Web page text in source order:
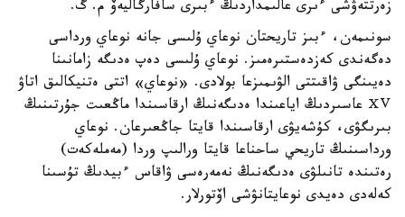
زەرتتەۋشى ءىرى عالىمداردىڭ ءبىرى سافارگاليەۆ م. گ.
سونىمەن، ءبىز تاريحتان نوعاي ۇلىسى جانە نوعاي ورداسى
دەگەندى كەزدەستىرەمىز. نوعاي ۇلىسى دەپ ەدىگە زامانىنا
دەيىنگى ۋاقىتتى الۋىمىزعا بولادى. «نوعاي» اتتى ەتنيكالىق اتاۋ
ⅩⅤ عاسىردىڭ اياعىندا ەدىگەنىڭ ارقاسىندا ماڭعىت جۇرتىنىڭ
بىرىگۋى، كۇشەيۋى ارقاسىندا قايتا جاڭعىرعان. نوعاي
ورداسىنىڭ تاريحي ساحناعا قايتا ورالىپ وردا (مەملەكەت)
رەتىندە تانىلۋى ەدىگەنىڭ نەمەرەسى ۋاقاس ءبيدىڭ تۇسىنا
كەلەدى دەيدى نوعايتانۋشى اۆتورلار.